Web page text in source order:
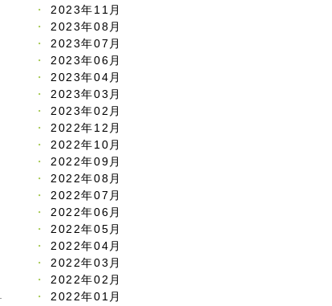
2023年11月
2023年08月
2023年07月
2023年06月
2023年04月
2023年03月
2023年02月
2022年12月
2022年10月
2022年09月
2022年08月
2022年07月
2022年06月
2022年05月
2022年04月
2022年03月
2022年02月
2022年01月